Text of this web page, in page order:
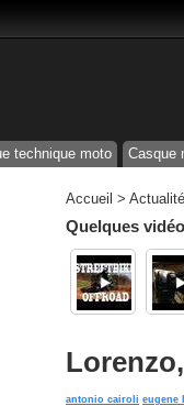
technique moto Casque
Accueil >
Quelques
antonio cairoli eugene